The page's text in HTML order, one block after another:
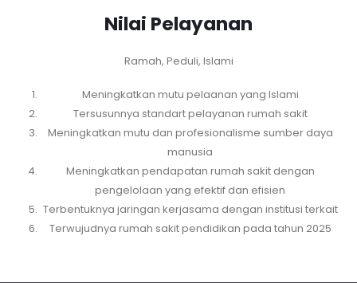
Nilai Pelayanan
Ramah, Peduli, Islami
Meningkatkan mutu pelaanan yang Islami
Tersusunnya standart pelayanan rumah sakit
Meningkatkan mutu dan profesionalisme sumber daya
manusia
Meningkatkan pendapatan rumah sakit dengan
pengelolaan yang efektif dan efisien
Terbentuknya jaringan kerjasama dengan institusi terkait
Terwujudnya rumah sakit pendidikan pada tahun 2025